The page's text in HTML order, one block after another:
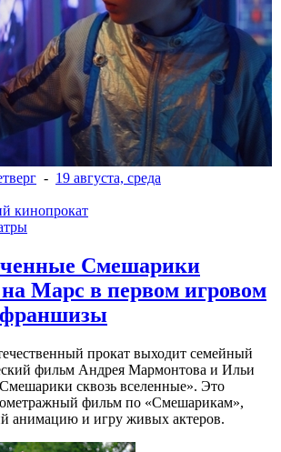
- 19 августа, среда
кинопрокат
Смешарики
Марс в первом игровом
прокат выходит семейный
фильм Андрея Мармонтова и Ильи
сквозь вселенные». Это
фильм по «Смешарикам»,
анимацию и игру живых актеров.